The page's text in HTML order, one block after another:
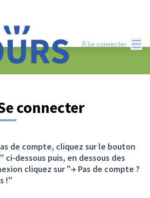
Se connecter
connecter
de compte, cliquez sur le bouton
dessous puis, en dessous des
cliquez sur "→ Pas de compte ?
!"